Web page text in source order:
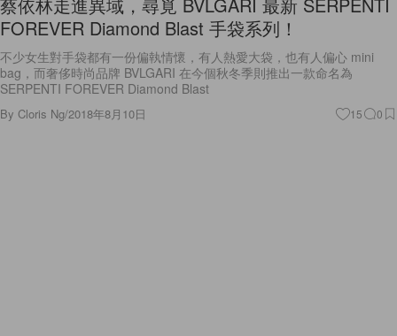
FOREVER Diamond Blast 手袋系列！
不少女生對手袋都有一份偏執情懷，有人熱愛大袋，也有人偏心 mini
bag，而奢侈時尚品牌 BVLGARI 在今個秋冬季則推出一款命名為
SERPENTI FOREVER Diamond Blast
By Cloris Ng/2018年8月10日 15 0